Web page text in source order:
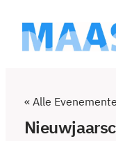
« Alle